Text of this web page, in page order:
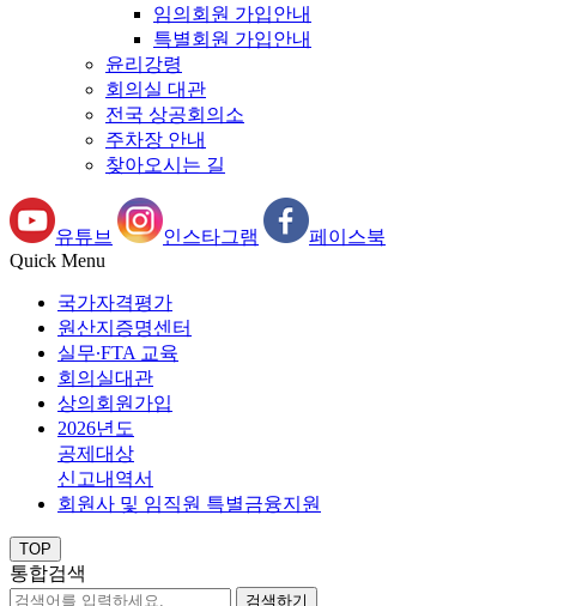
임의회원 가입안내
특별회원 가입안내
윤리강령
회의실 대관
전국 상공회의소
주차장 안내
찾아오시는 길
유튜브 인스타그램
페이스북
Quick Menu
국가자격평가
원산지증명센터
실무∙FTA 교육
회의실대관
상의회원가입
2026년도
공제대상
신고내역서
회원사 및 임직원 특별금융지원
TOP
통합검색
검색하기